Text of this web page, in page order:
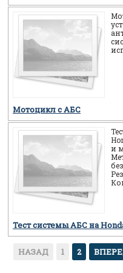
Мотоцикл c АБС
и
Тест системы АБС на
НАЗАД 1 2